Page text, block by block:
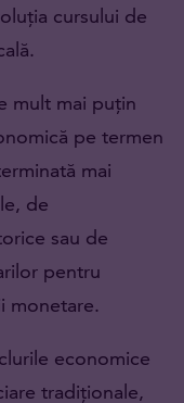
cursului de
mult mai puțin
pe termen
mai
de
sau de
pentru
monetare.
economice
tradiționale,